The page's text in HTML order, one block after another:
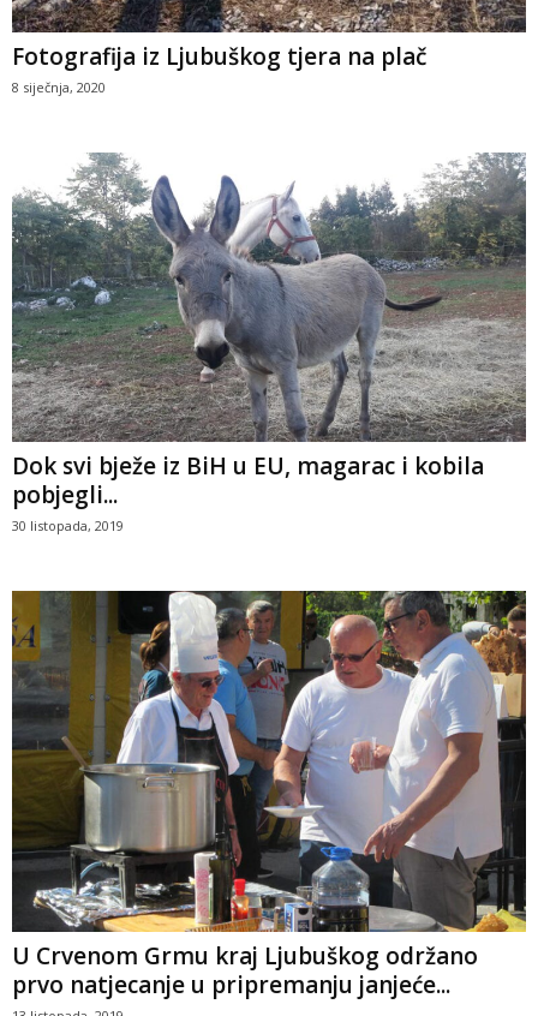
Fotografija iz Ljubuškog tjera na plač
8 siječnja, 2020
Dok svi bježe iz BiH u EU, magarac i kobila
pobjegli...
30 listopada, 2019
U Crvenom Grmu kraj Ljubuškog održano
prvo natjecanje u pripremanju janjeće...